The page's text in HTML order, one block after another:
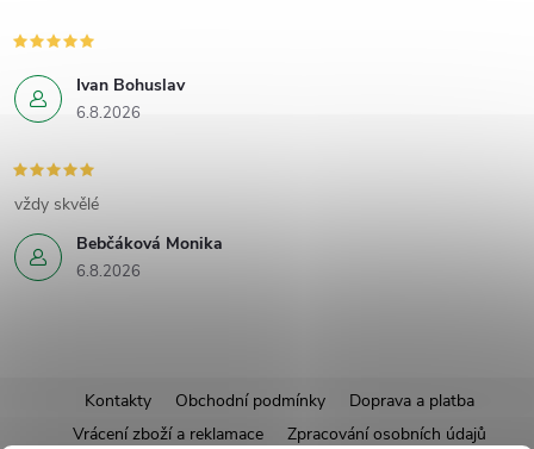
Ivan Bohuslav
6.8.2026
Bebčáková Monika
6.8.2026
vždy skvělé
Kontakty Obchodní podmínky
Doprava a platba
Vrácení zboží a reklamace
Zpracování osobních údajů